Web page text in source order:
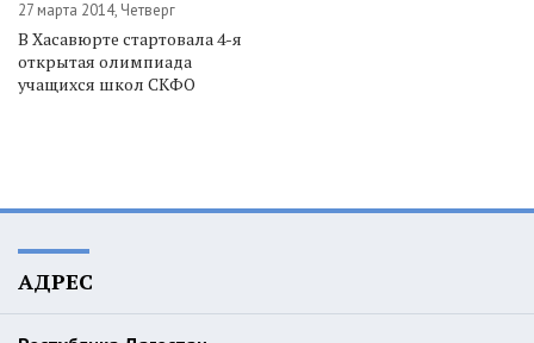
27 марта 2014, Четверг
В Хасавюрте стартовала 4-я
открытая олимпиада
учащихся школ СКФО
АДРЕС